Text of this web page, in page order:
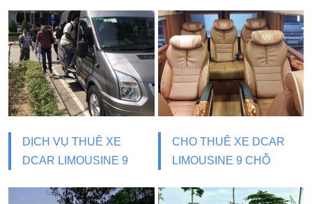
DỊCH VỤ THUÊ XE
DCAR LIMOUSINE 9
CHO THUÊ XE DCAR
LIMOUSINE 9 CHỖ